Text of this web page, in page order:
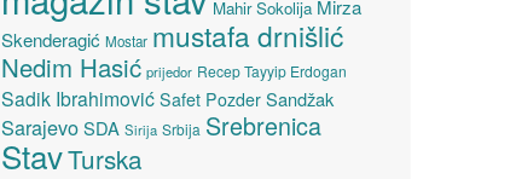
Mahir Sokolija Mirza
Skenderagić Mostar mustafa drnišlić
Nedim Hasić prijedor Recep Tayyip Erdogan
Sadik Ibrahimović Safet Pozder Sandžak
SarajevoSDA Sirija Srbija Srebrenica
StavTurska